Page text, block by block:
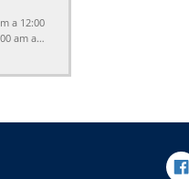
a 12:00
am a